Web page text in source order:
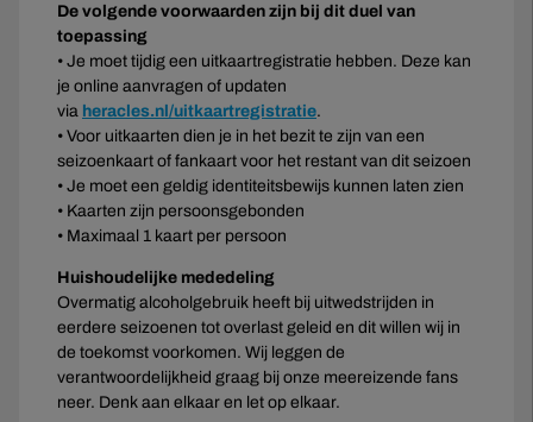
De volgende voorwaarden zijn bij dit duel van
toepassing
• Je moet tijdig een uitkaartregistratie hebben. Deze kan
je online aanvragen of updaten
via heracles.nl/uitkaartregistratie.
• Voor uitkaarten dien je in het bezit te zijn van een
seizoenkaart of fankaart voor het restant van dit seizoen
• Je moet een geldig identiteitsbewijs kunnen laten zien
• Kaarten zijn persoonsgebonden
• Maximaal 1 kaart per persoon
Huishoudelijke mededeling
Overmatig alcoholgebruik heeft bij uitwedstrijden in
eerdere seizoenen tot overlast geleid en dit willen wij in
de toekomst voorkomen. Wij leggen de
verantwoordelijkheid graag bij onze meereizende fans
neer. Denk aan elkaar en let op elkaar.